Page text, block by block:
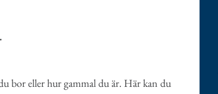
bor eller hur gammal du är. Här kan du